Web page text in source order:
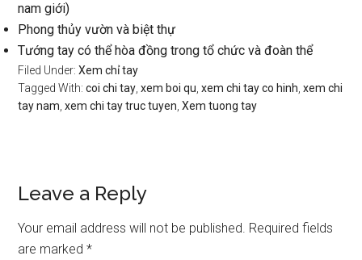
nam giới)
Phong thủy vườn và biệt thự
Tướng tay có thể hòa đồng trong tổ chức và đoàn thể
Filed Under:Xem chỉ tay
Tagged With:coi chi tay ,xem boi qu ,xem chi tay co hinh ,xem chi
tay nam ,xem chi tay truc tuyen ,Xem tuong tay
Reader
Interactions
Leave a Reply
Your email address will not be published. Required fields
are marked*